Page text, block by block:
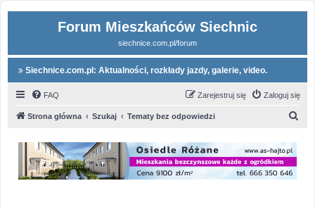
Forum Mieszkańców Siechnic
siechnice.com.pl/forum
Siechnice.com.pl: Aktualności, rozkłady jazdy, galerie, video.
FAQ Zaloguj się
Zarejestruj się
Strona główna Szukaj Tematy bez odpowiedzi